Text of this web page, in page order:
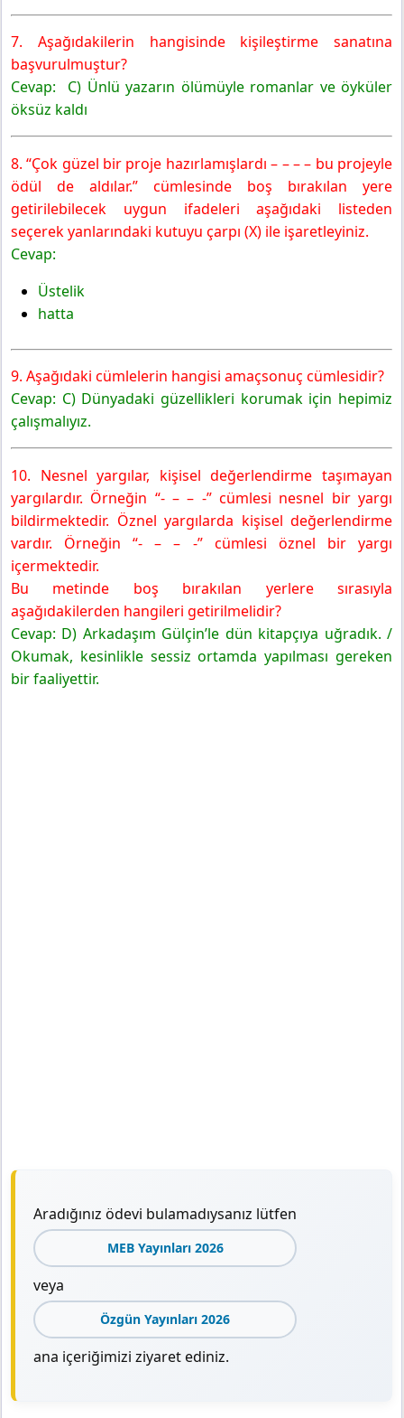
7. Aşağıdakilerin hangisinde kişileştirme sanatına
başvurulmuştur?
Cevap: C) Ünlü yazarın ölümüyle romanlar ve öyküler
öksüz kaldı
8. “Çok güzel bir proje hazırlamışlardı – – – – bu projeyle
ödül de aldılar.” cümlesinde boş bırakılan yere
getirilebilecek uygun ifadeleri aşağıdaki listeden
seçerek yanlarındaki kutuyu çarpı (X) ile işaretleyiniz.
Cevap:
Üstelik
hatta
9. Aşağıdaki cümlelerin hangisi amaçsonuç cümlesidir?
Cevap: C) Dünyadaki güzellikleri korumak için hepimiz
çalışmalıyız.
10. Nesnel yargılar, kişisel değerlendirme taşımayan
yargılardır. Örneğin “- – – -” cümlesi nesnel bir yargı
bildirmektedir. Öznel yargılarda kişisel değerlendirme
vardır. Örneğin “- – – -” cümlesi öznel bir yargı
içermektedir.
Bu metinde boş bırakılan yerlere sırasıyla
aşağıdakilerden hangileri getirilmelidir?
Cevap: D) Arkadaşım Gülçin’le dün kitapçıya uğradık. /
Okumak, kesinlikle sessiz ortamda yapılması gereken
bir faaliyettir.
Aradığınız ödevi bulamadıysanız lütfen
MEB Yayınları 2026
veya
Özgün Yayınları 2026
ana içeriğimizi ziyaret ediniz.